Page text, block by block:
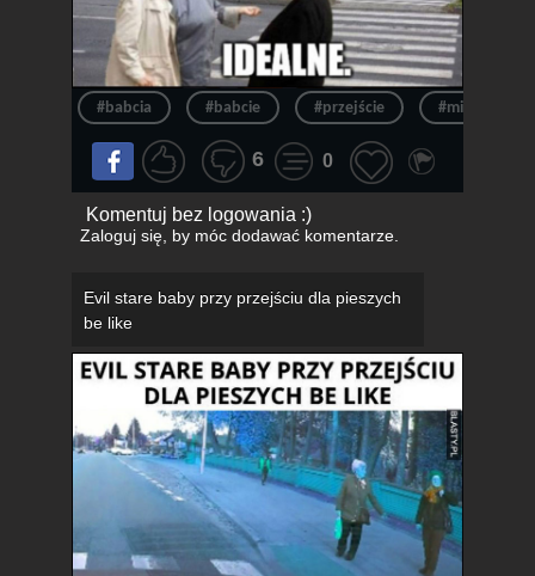
#babcia #babcie #przejście #miejsca
6 0
Komentuj bez logowania :)
Zaloguj się, by móc dodawać komentarze.
Evil stare baby przy przejściu dla pieszych
be like